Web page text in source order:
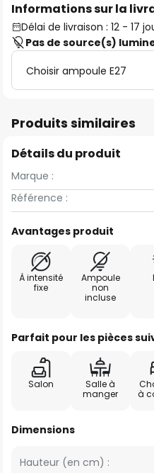
Informations sur la
Délai de livraison : 12 - 17
Pas de source(s)
Choisir ampoule E27
Produits similaires
Détails du produit
Marque :
Référence :
Avantages produit
À intensité
fixe
Ampoule
non
incluse
Parfait pour les pièces
Salon
Salle à
manger
à
Dimensions
Hauteur (en cm) :